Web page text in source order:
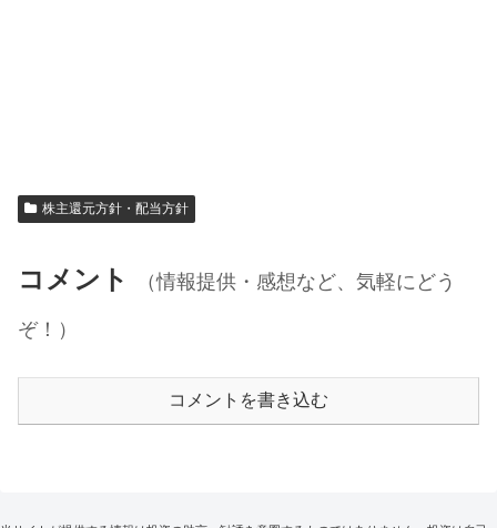
株主還元方針・配当方針
コメント
（情報提供・感想など、気軽にどう
ぞ！）
コメントを書き込む